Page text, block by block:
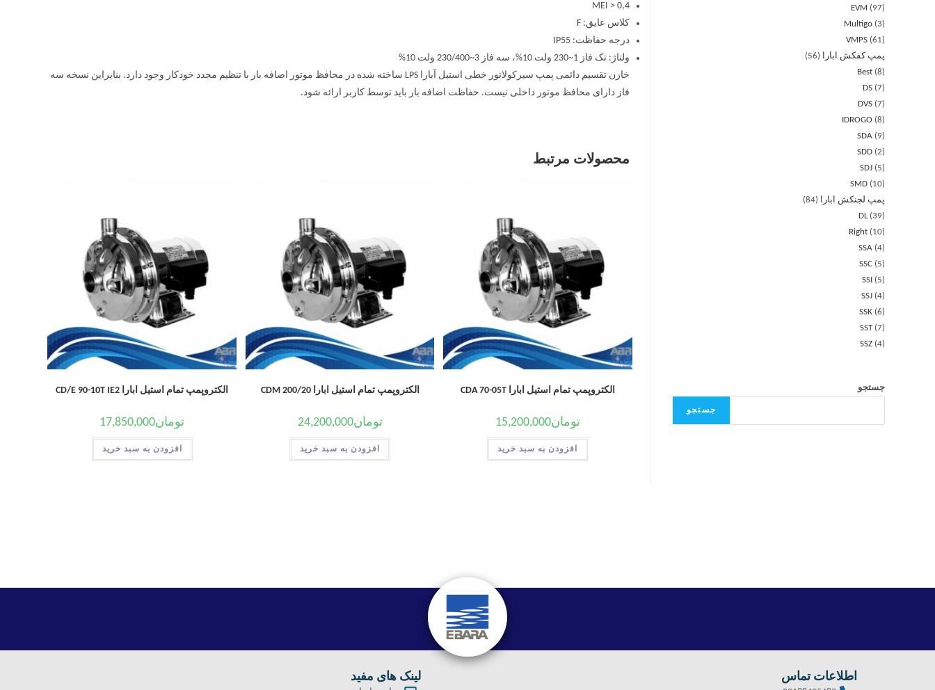
MEI > 0,4
کلاس عایق: F
درجه حفاظت: IP55
ولتاژ: تک فاز 1~230 ولت 10%، سه فاز 3~230/400 ولت 10%
خازن تقسیم دائمی پمپ سیرکولاتور خطی استیل آبارا LPS ساخته شده در محافظ موتور اضافه بار با تنظیم مجدد خودکار وجود دارد. بنابراین نسخه سه
فاز دارای محافظ موتور داخلی نیست. حفاظت اضافه بار باید توسط کاربر ارائه شود.
محصولات مرتبط
الکتروپمپ تمام استیل ابارا CDA 70-05T
تومان15,200,000
افزودن به سبد خرید
الکتروپمپ تمام استیل ابارا CDM 200/20
تومان24,200,000
افزودن به سبد خرید
الکتروپمپ تمام استیل ابارا CD/E 90-10T IE2
تومان17,850,000
افزودن به سبد خرید
EVM
97
Multigo 3
VMPS 61
پمپ کفکش ابارا
56
Best 8
DS 7
DVS 7
IDROGO
8
SDA
9
SDD 2
SDJ
5
SMD
10
پمپ لجنکش ابارا
84
DL 39
Right
10
SSA 4
SSC
5
SSI
5
SSJ 4
SSK 6
SST 7
SSZ 4
جستجو
جستجو
اطلاعات تماس لینک های مفید